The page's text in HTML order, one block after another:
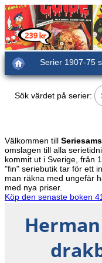
Serier 1907-75
Sök värdet på serier:
Välkommen till
omslagen till alla
kommit ut i Sverige, från
"fin" seriebutik tar för ett
man räkna med ungefär
med nya priser.
Köp den senaste boken